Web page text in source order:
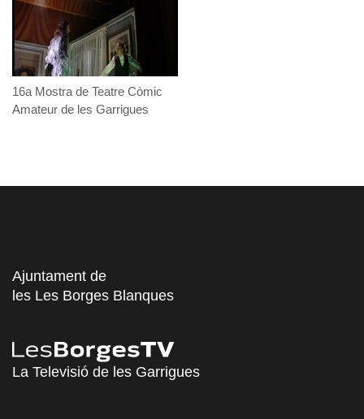
16a Mostra de Teatre Còmic
Amateur de les Garrigues
Ajuntament de
les Les Borges Blanques
La Televisió de les Garrigues